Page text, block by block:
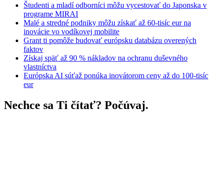
Študenti a mladí odborníci môžu vycestovať do Japonska v
programe MIRAI
Malé a stredné podniky môžu získať až 60-tisíc eur na
inovácie vo vodíkovej mobilite
Grant ti pomôže budovať európsku databázu overených
faktov
Získaj späť až 90 % nákladov na ochranu duševného
vlastníctva
Európska AI súťaž ponúka inovátorom ceny až do 100-tisíc
eur
Nechce sa Ti čítať? Počúvaj.